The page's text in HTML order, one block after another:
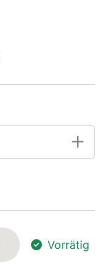
Vorrätig